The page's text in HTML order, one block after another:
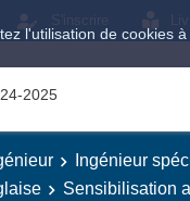
l'utilisation de cookies
S'inscrire
2025
Ingénieur
Sensibilisation